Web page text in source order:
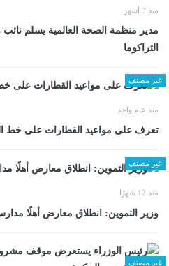
منذ 3 أشهر
مدير منظمة الصحة العالمية يسلم
التراكوما
غير مصنف
منذ عام واحد
تعرف على مواعيد القطارات على خط
غير مصنف
منذ 12 شهرًا
وزير التموين: انطلاق معارض أهلًا مدارس 2025 اعتبارا من 1
غير مصنف